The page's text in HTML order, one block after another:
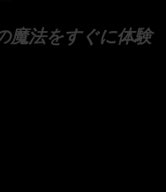
魔法をすぐに体験